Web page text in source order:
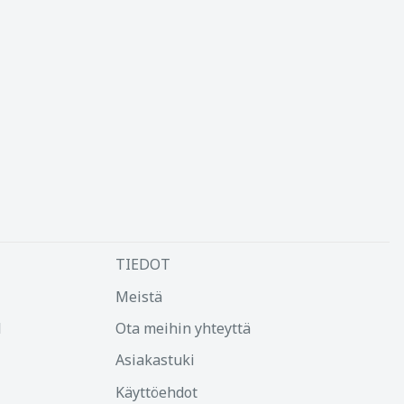
TIEDOT
Meistä
Ota meihin yhteyttä
Asiakastuki
Käyttöehdot